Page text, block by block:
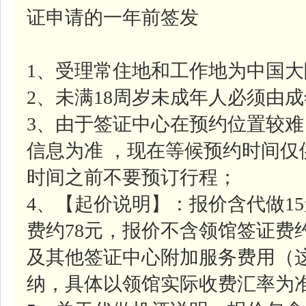
证申请的一年前签发
1、受理常住地和工作地为中国
2、未满18周岁未成年人必须由
3、由于签证中心在预约位置较
信息为准 ，现在等候预约时间
时间之前不要预订行程；
4、【起价说明】：报价含代做
费约78元，报价不含领馆签证费
及其他签证中心附加服务费用（
纳，具体以领馆实际收费汇率为